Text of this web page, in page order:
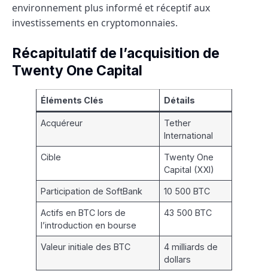
environnement plus informé et réceptif aux
investissements en cryptomonnaies.
Récapitulatif de l’acquisition de
Twenty One Capital
Éléments Clés Détails
Acquéreur
Tether
International
Cible
Twenty One
Capital (XXI)
Participation de SoftBank 10 500 BTC
Actifs en BTC lors de
l’introduction en bourse
43 500 BTC
Valeur initiale des BTC
4 milliards de
dollars